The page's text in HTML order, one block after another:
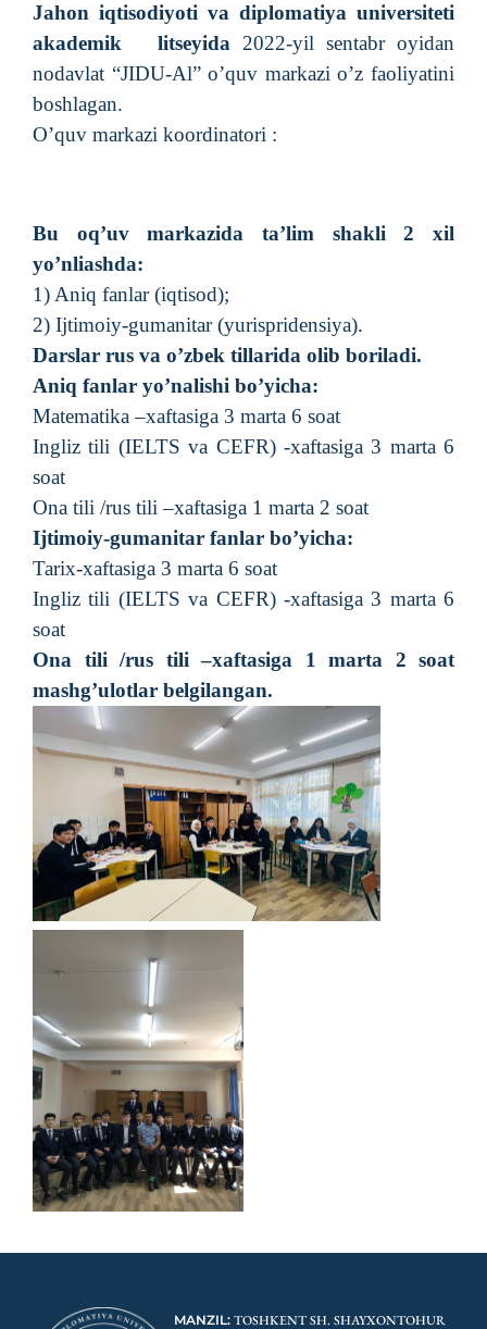
Jahon iqtisodiyoti va diplomatiya universiteti
akademik
litseyida 2022-yil sentabr oyidan
nodavlat “JIDU-Al” o’quv markazi o’z faoliyatini
boshlagan.
O’quv markazi koordinatori :
Bu oq’uv markazida ta’lim shakli 2 xil
yo’nliashda:
1) Aniq fanlar (iqtisod);
2) Ijtimoiy-gumanitar (yurispridensiya).
Darslar rus va o’zbek tillarida olib boriladi.
Aniq fanlar yo’nalishi bo’yicha:
Matematika –xaftasiga 3 marta 6 soat
Ingliz tili (IELTS va CEFR) -xaftasiga 3 marta 6
soat
Ona tili /rus tili –xaftasiga 1 marta 2 soat
Ijtimoiy-gumanitar fanlar bo’yicha:
Tarix-xaftasiga 3 marta 6 soat
Ingliz tili (IELTS va CEFR) -xaftasiga 3 marta 6
soat
Ona tili /rus tili –xaftasiga 1 marta 2 soat
mashg’ulotlar belgilangan.
MANZIL: TOSHKENT SH. SHAYXONTOHUR